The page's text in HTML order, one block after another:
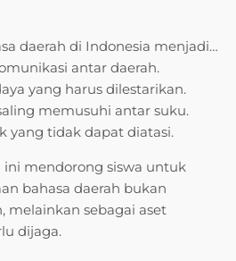
daerah di Indonesia menjadi…
antar daerah.
yang harus dilestarikan.
memusuhi antar suku.
yang tidak dapat diatasi.
ini mendorong siswa untuk
bahasa daerah bukan
melainkan sebagai aset
dijaga.